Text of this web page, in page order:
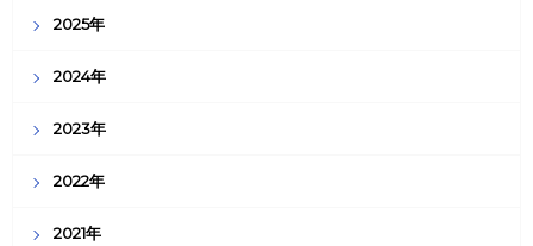
2025年
2024年
2023年
2022年
2021年